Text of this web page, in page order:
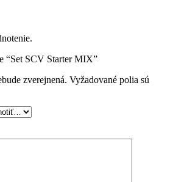
“Set SCV Starter MIX”
zverejnená. Vyžadované polia sú